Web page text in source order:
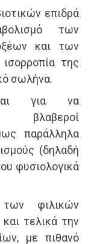
επιδρά
των
και των
της
σωλήνα.
για να
βλαβεροί
παράλληλα
(δηλαδή
φυσιολογικά
φιλικών
τελικά την
με πιθανό